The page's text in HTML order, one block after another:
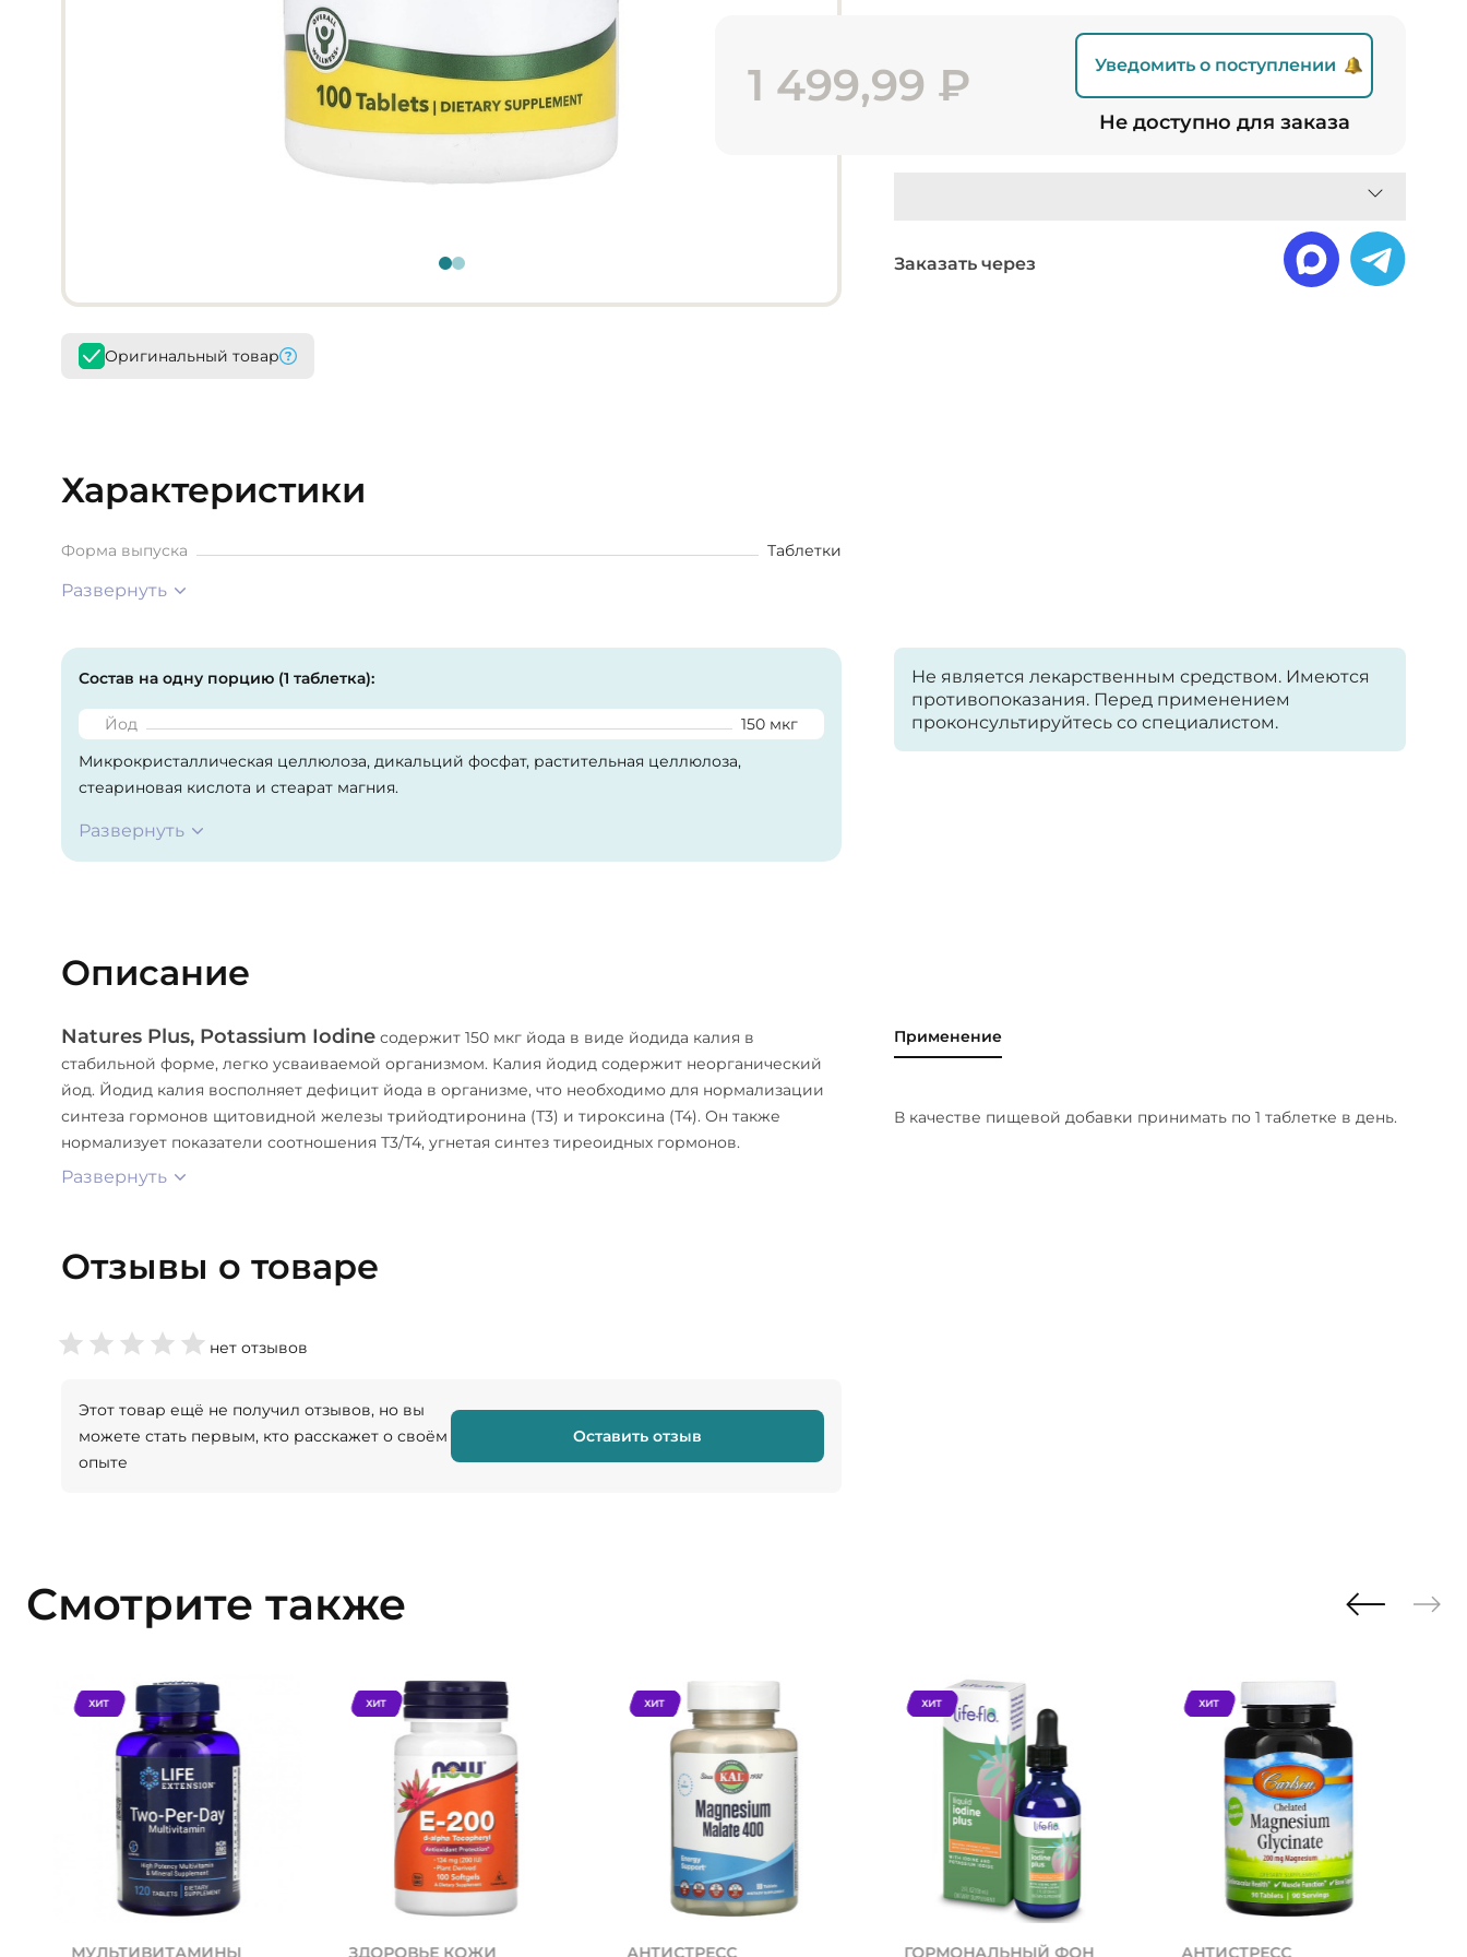
Оригинальный товар
1 499,99 ₽ Уведомить о поступлении
Не доступно для заказа
Заказать через
Характеристики
Форма выпуска Таблетки
Развернуть
Не является лекарственным средством. Имеются
противопоказания. Перед применением
проконсультируйтесь со специалистом.
Состав на одну порцию (1 таблетка):
Йод
150 мкг
Микрокристаллическая целлюлоза, дикальций фосфат, растительная целлюлоза,
стеариновая кислота и стеарат магния.
Развернуть
Описание
Natures Plus, Potassium Iodine содержит 150 мкг йода в виде йодида калия в
стабильной форме, легко усваиваемой организмом. Калия йодид содержит неорганический
йод. Йодид калия восполняет дефицит йода в организме, что необходимо для нормализации
синтеза гормонов щитовидной железы трийодтиронина (Т3) и тироксина (Т4). Он также
нормализует показатели соотношения Т3/Т4, угнетая синтез тиреоидных гормонов.
Развернуть
Применение
В качестве пищевой добавки принимать по 1 таблетке в день.
Отзывы о товаре
нет отзывов
Этот товар ещё не получил отзывов, но вы
можете стать первым, кто расскажет о своём
опыте
Оставить отзыв
Смотрите также
ХИТ
МУЛЬТИВИТАМИНЫ
ХИТ
ЗДОРОВЬЕ КОЖИ
ХИТ
АНТИСТРЕСС
ХИТ
ГОРМОНАЛЬНЫЙ ФОН
ХИТ
АНТИСТРЕСС